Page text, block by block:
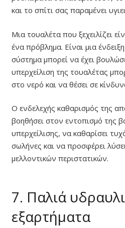
και το σπίτι σας παραμένει
Μια τουαλέτα που ξεχειλίζει
ένα πρόβλημα. Είναι μια
σύστημα μπορεί να έχει
υπερχείλιση της τουαλέτας
στο νερό και να θέσει σε
Ο ενδελεχής καθαρισμός της
βοηθήσει στον εντοπισμό της
υπερχείλισης, να καθαρίσει
σωλήνες και να προσφέρει
μελλοντικών περιστατικών.
7. Παλιά
εξαρτήματα